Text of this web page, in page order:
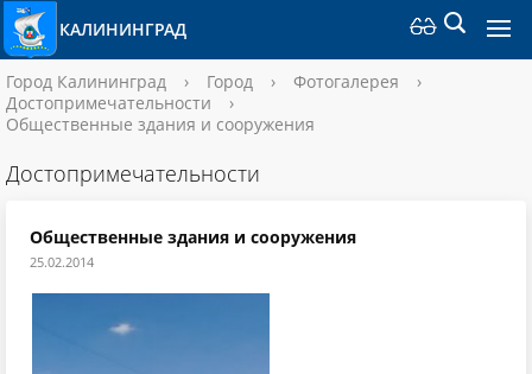
КАЛИНИНГРАД
Город Калининград › Город › Фотогалерея
›
Достопримечательности
›
Общественные здания и сооружения
Достопримечательности
Общественные здания и сооружения
25.02.2014